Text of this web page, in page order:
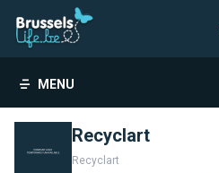
MENU
Recyclart
Recyclart